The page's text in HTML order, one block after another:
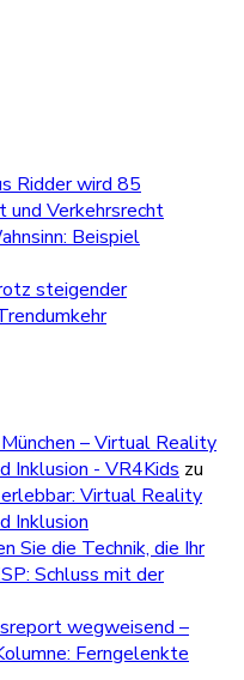
Ridder wird 85
und Verkehrsrecht
Beispiel
steigender
– Virtual Reality
Inklusion - VR4Kids zu
Virtual Reality
Inklusion
Sie die Technik, die Ihr
Schluss mit der
wegweisend –
Ferngelenkte